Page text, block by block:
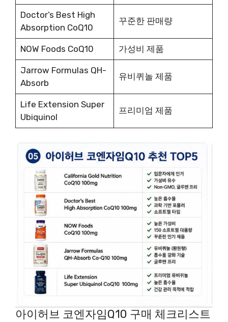
Doctor’s Best High
Absorption CoQ10
꾸준한 판매량
NOW Foods CoQ10 가성비 제품
Jarrow Formulas QH-
Absorb
유비퀴놀 제품
Life Extension Super
Ubiquinol
프리미엄 제품
아이허브 코엔자임Q10 구매 체크리스트